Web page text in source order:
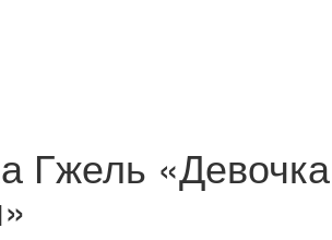
Гжель «Девочка